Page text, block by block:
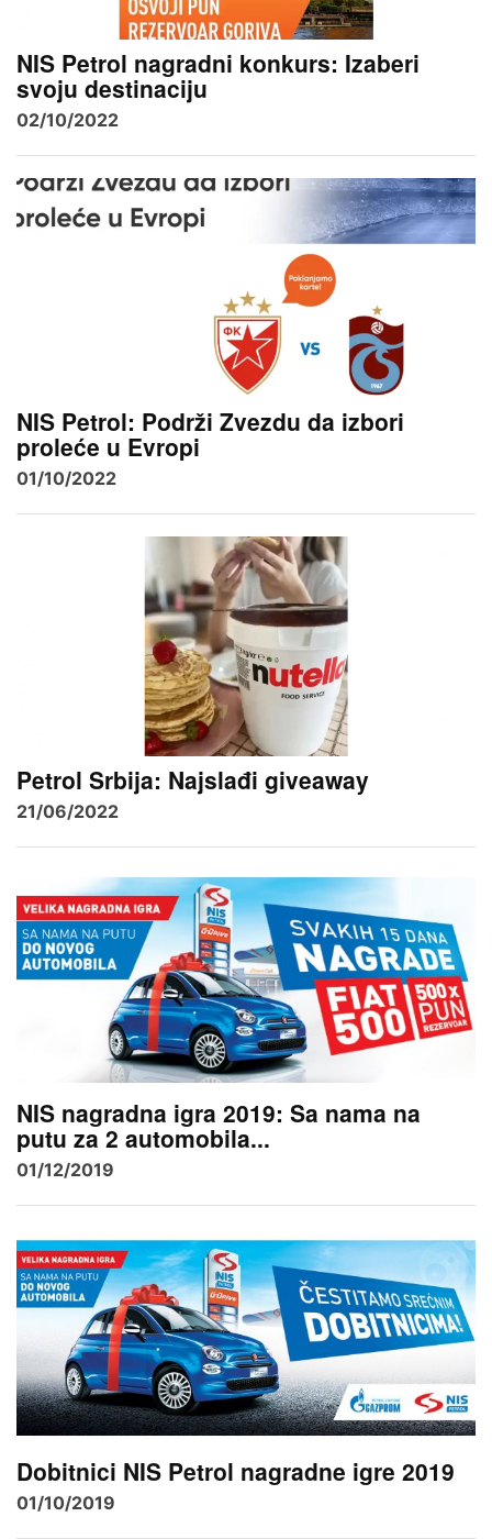
NIS Petrol nagradni konkurs: Izaberi
svoju destinaciju
02/10/2022
NIS Petrol: Podrži Zvezdu da izbori
proleće u Evropi
01/10/2022
Petrol Srbija: Najslađi giveaway
21/06/2022
NIS nagradna igra 2019: Sa nama na
putu za 2 automobila...
01/12/2019
Dobitnici NIS Petrol nagradne igre 2019
01/10/2019